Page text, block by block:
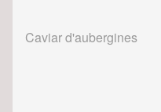
Caviar d'aubergines